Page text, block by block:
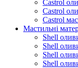
Castrol
Castrol
Castrol
Мастильні
Shell
Shell
Shell
Shell